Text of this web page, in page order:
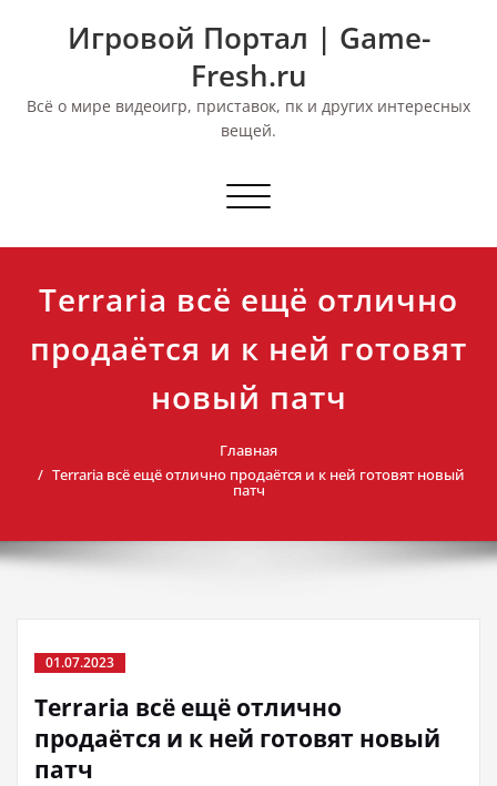
Игровой Портал | Game-
Fresh.ru
Всё о мире видеоигр, приставок, пк и других интересных
вещей.
Переключить
Terraria всё ещё отлично
продаётся и к ней готовят
новый патч
Главная
Terraria всё ещё отлично продаётся и к ней готовят новый
патч
01.07.2023
Terraria всё ещё отлично
продаётся и к ней готовят новый
патч